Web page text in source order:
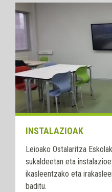
INSTALAZIOAK
Leioako Ostalaritza
sukaldeetan eta
ikasleentzako eta
baditu.